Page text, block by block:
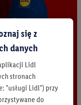
się z
danych
Lidl
stronach
"usługi Lidl") przy
do